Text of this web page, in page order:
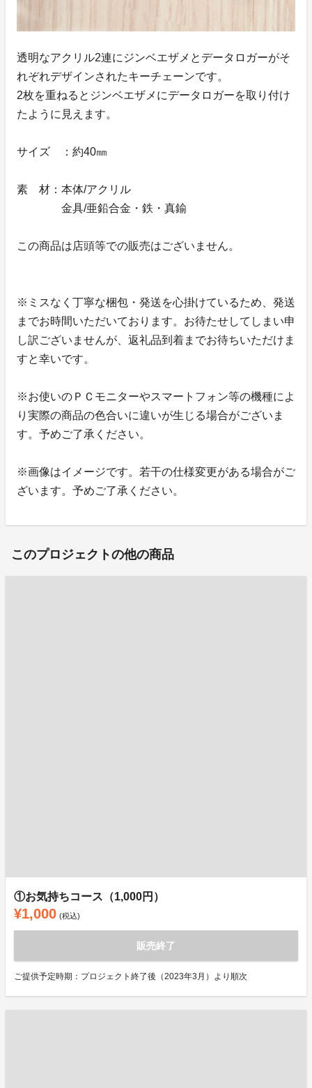
透明なアクリル2連にジンベエザメとデータロガーがそ
れぞれデザインされたキーチェーンです。
2枚を重ねるとジンベエザメにデータロガーを取り付け
たように見えます。
サイズ ：約40㎜
素 材：本体/アクリル
金具/亜鉛合金・鉄・真鍮
この商品は店頭等での販売はございません。
※ミスなく丁寧な梱包・発送を心掛けているため、発送
までお時間いただいております。お待たせしてしまい申
し訳ございませんが、返礼品到着までお待ちいただけま
すと幸いです。
※お使いのＰＣモニターやスマートフォン等の機種によ
り実際の商品の色合いに違いが生じる場合がございま
す。予めご了承ください。
※画像はイメージです。若干の仕様変更がある場合がご
ざいます。予めご了承ください。
このプロジェクトの他の商品
①お気持ちコース（1,000円）
¥1,000 (税込)
販売終了
ご提供予定時期：プロジェクト終了後（2023年3月）より順次